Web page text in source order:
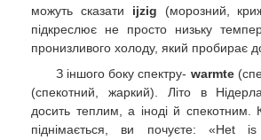
можуть сказати ijzig (морозний,
підкреслює не просто низьку
пронизливого холоду, який пробирає до
З іншого боку спектру- warmte
(спекотний, жаркий). Літо в
досить теплим, а іноді й спекотним.
піднімається, ви почуєте: «Het